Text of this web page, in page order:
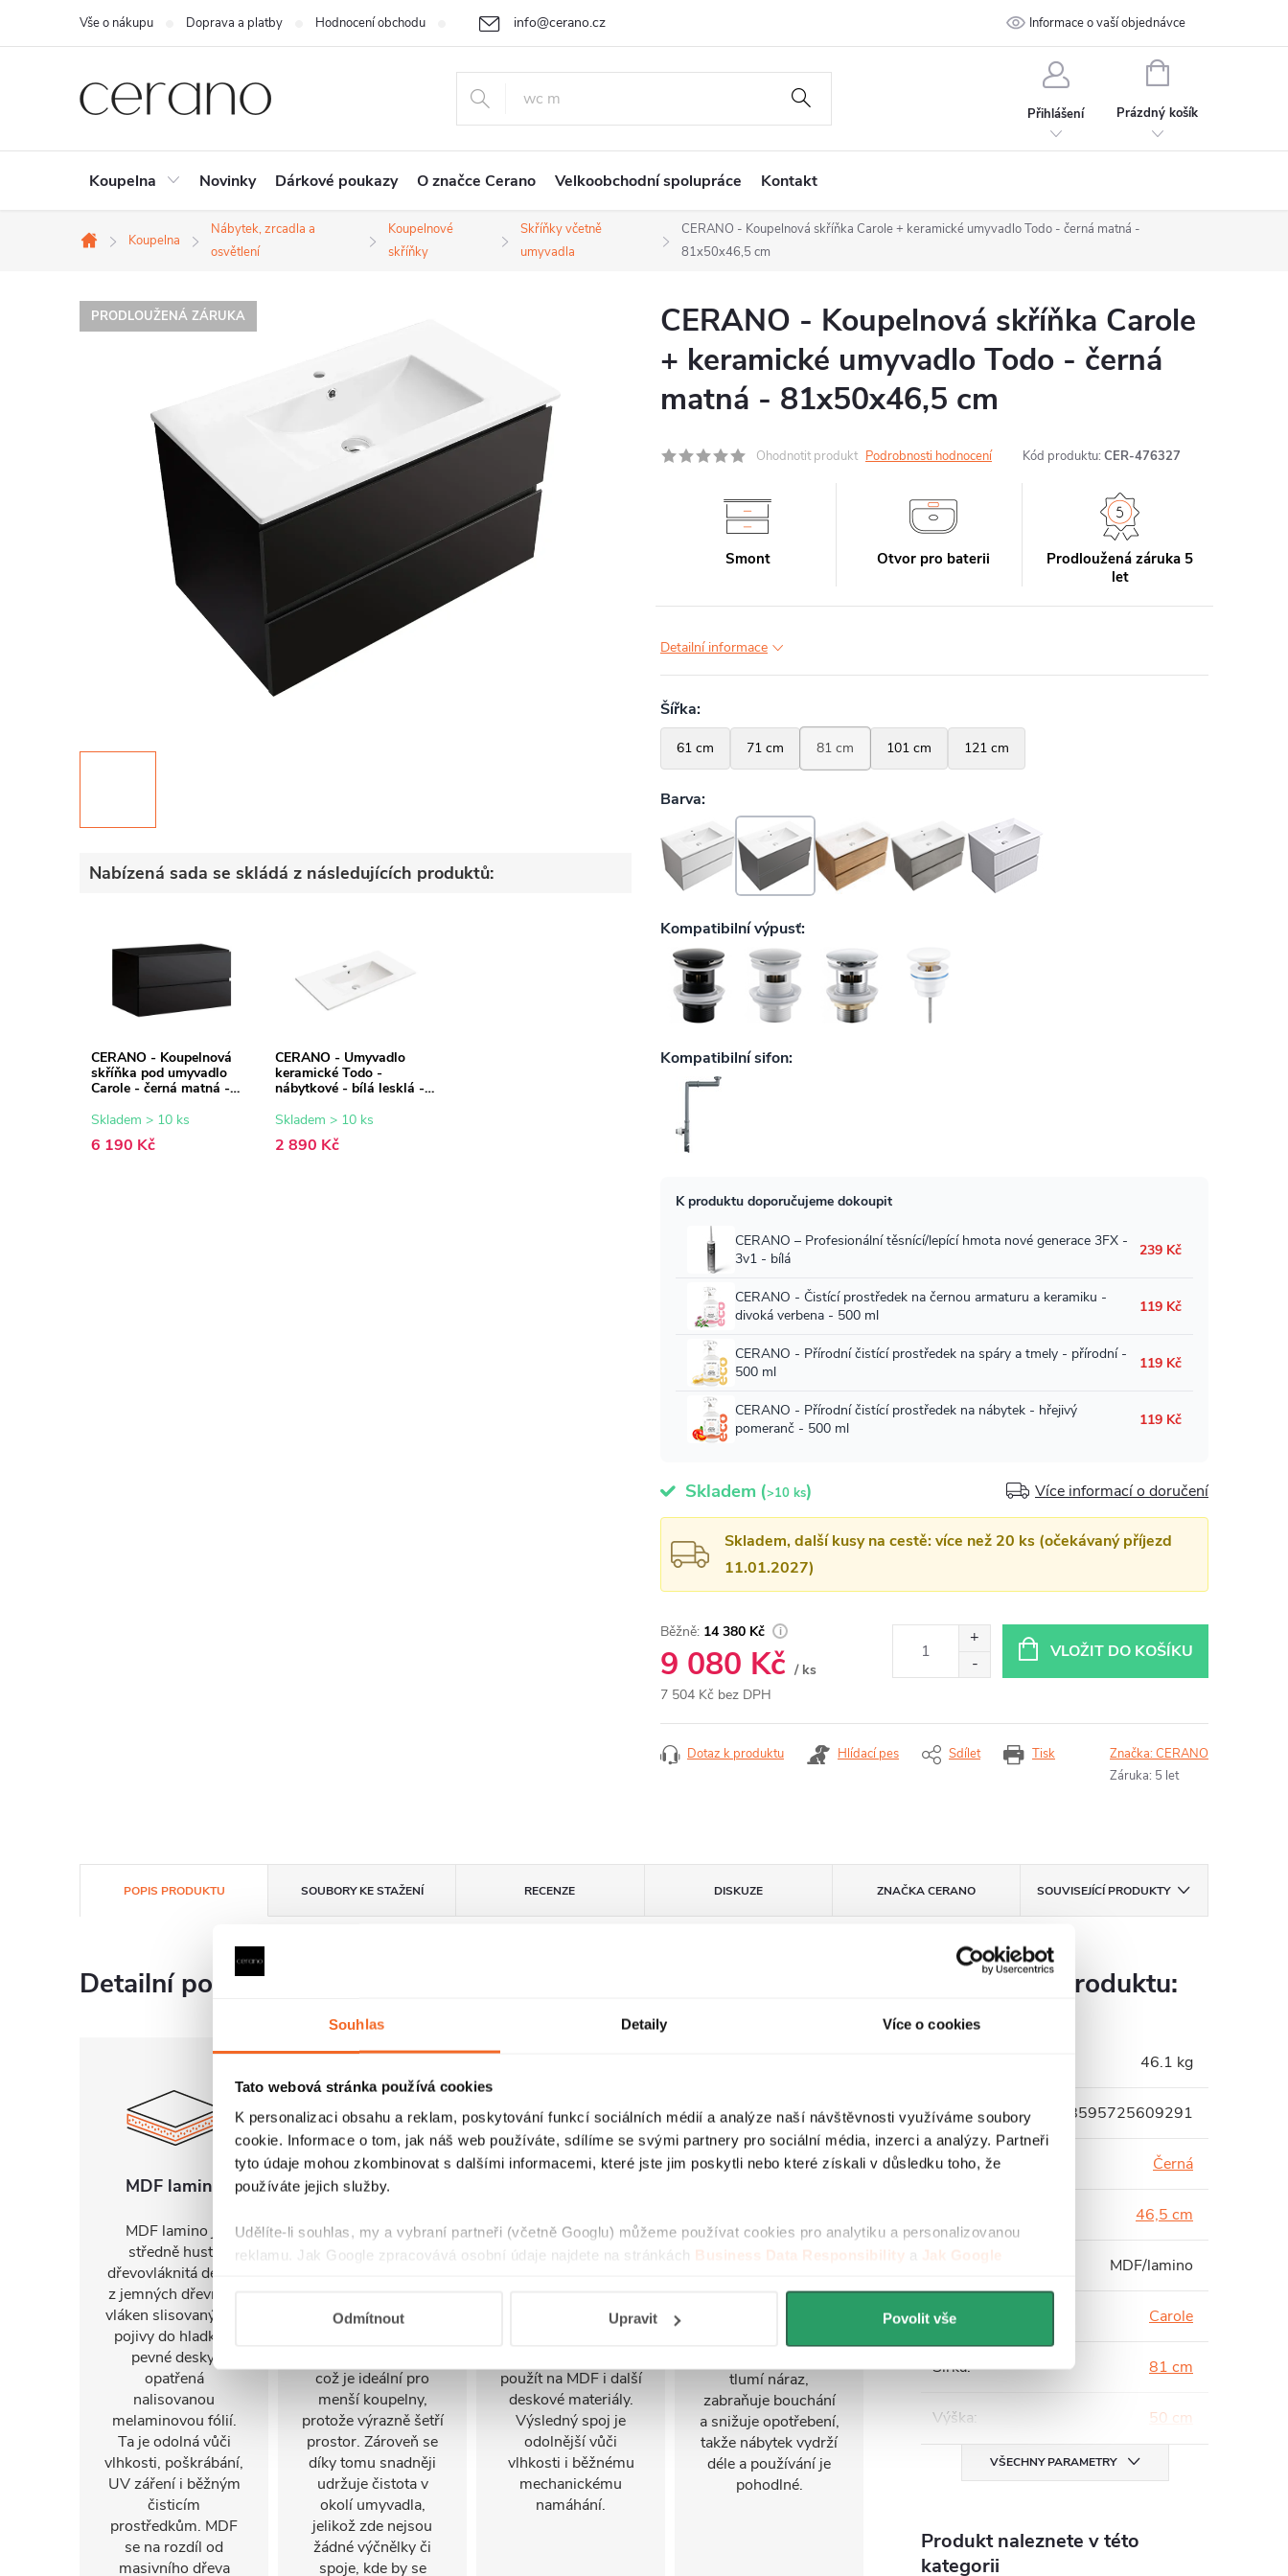
Souhlas Detaily Více o cookies
Tato webová stránka používá cookies
K personalizaci obsahu a reklam, poskytování funkcí sociálních médií a analýze naší návštěvnosti využíváme soubory
cookie. Informace o tom, jak náš web používáte, sdílíme se svými partnery pro sociální média, inzerci a analýzy. Partneři
tyto údaje mohou zkombinovat s dalšími informacemi, které jste jim poskytli nebo které získali v důsledku toho, že
používáte jejich služby.
Udělíte-li souhlas, my a vybraní partneři (včetně Googlu) můžeme používat cookies pro analytiku a personalizovanou
reklamu. Jak Google zpracovává osobní údaje najdete na stránkách Business Data Responsibility a Jak Google
Odmítnout Upravit Povolit vše
+420 226 400 232
info@cerano.cz
Vše o nákupu Doprava a platby Hodnocení obchodu Cenová nabídka na míru Ochrana osobních údajů Kontakt
Informace o vaší objednávce
Přihlášení
NÁKUPNÍ
Prázdný košík
Koupelna Novinky Dárkové poukazy O značce Cerano Velkoobchodní spolupráce Kontakt
Domů
Koupelna
Nábytek, zrcadla a
osvětlení
Koupelnové
skříňky
Skříňky včetně
umyvadla
CERANO - Koupelnová skříňka Carole + keramické umyvadlo Todo - černá matná -
81x50x46,5 cm
PRODLOUŽENÁ ZÁRUKA
Nabízená sada se skládá z následujících produktů:
CERANO - Koupelnová
skříňka pod umyvadlo
Carole - černá matná -
Skladem > 10 ks
6 190 Kč
CERANO - Umyvadlo
keramické Todo -
nábytkové - bílá lesklá -
Skladem > 10 ks
2 890 Kč
CERANO - Koupelnová skříňka Carole
+ keramické umyvadlo Todo - černá
matná - 81x50x46,5 cm
Ohodnotit produkt Podrobnosti hodnocení Kód produktu: CER-476327
Smont Otvor pro baterii
Prodloužená záruka 5
let
Detailní informace
Skladem (>10 ks) Více informací o doručení
Skladem, další kusy na cestě: více než 20 ks (očekávaný příjezd
11.01.2027)
14 380 Kč
9 080 Kč / ks
7 504 Kč bez DPH
VLOŽIT DO KOŠÍKU
Tisk
Dotaz k produktu Hlídací pes Sdílet Značka:CERANO
Záruka: 5 let
POPIS PRODUKTU SOUBORY KE STAŽENÍ RECENZE DISKUZE ZNAČKACERANO SOUVISEJÍCÍ PRODUKTY
Detailní popis produktu
MDF lamino
MDF lamino je
středně hustá
dřevovláknitá deska
z jemných dřevních
vláken slisovaných s
pojivy do hladké a
pevné desky,
opatřená
nalisovanou
melaminovou fólií.
Ta je odolná vůči
vlhkosti, poškrábání,
UV záření i běžným
čisticím
prostředkům. MDF
se na rozdíl od
masivního dřeva
Otvor pro baterii
Umyvadlo disponuje
otvorem pro instalaci
umožňuje elegantní
což je ideální pro
menší koupelny,
protože výrazně šetří
prostor. Zároveň se
díky tomu snadněji
udržuje čistota v
okolí umyvadla,
jelikož zde nejsou
žádné výčnělky či
spoje, kde by se
Laserové olepování
vytváří bezešvé,
speciální reaktivní
použít na MDF i další
deskové materiály.
Výsledný spoj je
odolnější vůči
vlhkosti i běžnému
mechanickému
namáhání.
Díky integrovanému
mechanismu se
tlumí náraz,
zabraňuje bouchání
a snižuje opotřebení,
takže nábytek vydrží
déle a používání je
pohodlné.
Parametry produktu:
46.1 kg
EAN: 8595725609291
Barva: Černá
46,5 cm
MDF/lamino
Série Carole
Šířka: 81 cm
Výška: 50 cm
VŠECHNY PARAMETRY
Produkt naleznete v této
kategorii